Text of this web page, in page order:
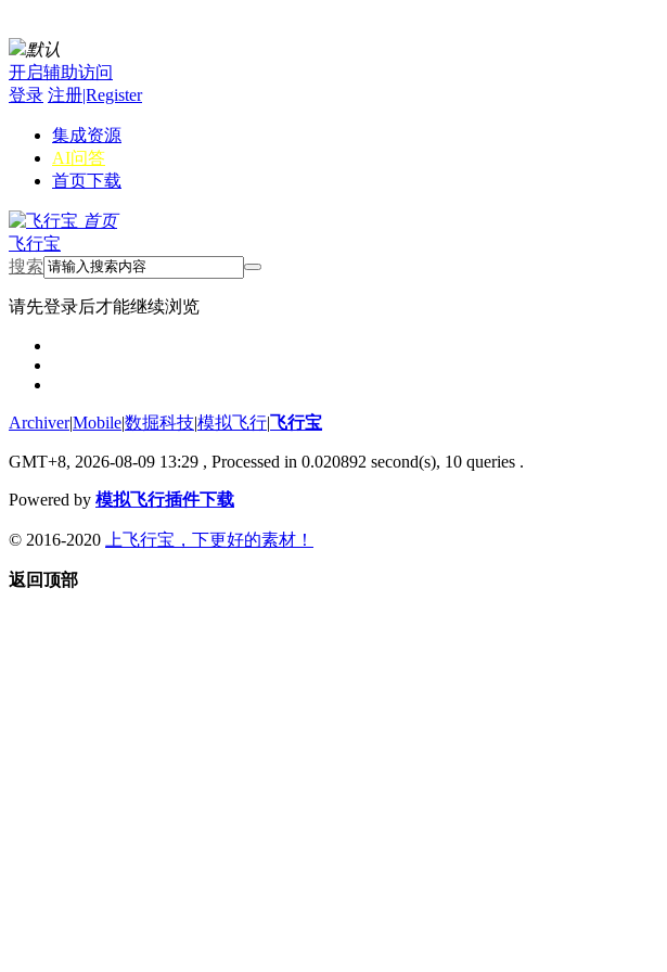
默认
开启辅助访问
登录 注册|Register
集成资源
AI问答
首页下载
首页
飞行宝
搜索
请先登录后才能继续浏览
Archiver|Mobile|数掘科技|模拟飞行|飞行宝
GMT+8, 2026-08-09 13:29 , Processed in 0.020892 second(s), 10 queries .
Powered by 模拟飞行插件下载
© 2016-2020 上飞行宝，下更好的素材！
返回顶部